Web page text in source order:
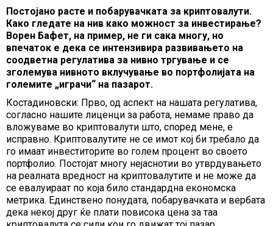
Постојано расте и побарувачката за криптовалути.
Како гледате на нив како можност за инвестирање?
Ворен Бафет, на пример, не ги сака многу, но
впечаток е дека се интензивира развивањето на
соодветна регулатива за нивно тргување и се
зголемува нивното вклучување во портфолијата на
големите „играчи“ на пазарот.
Костадиновски: Прво, од аспект на нашата регулатива,
согласно нашите лиценци за работа, немаме право да
вложуваме во криптовалути што, според мене, е
исправно. Криптовалутите не се имот кој би требало да
го имаат инвеститорите во голем процент во своето
портфолио. Постојат многу нејаснотии во утврдувањето
на реалната вредност на криптовалутите и не може да
се евалуираат по која било стандардна економска
метрика. Единствено понудата, побарувачката и вербата
дека некој друг ќе плати повисока цена за таа